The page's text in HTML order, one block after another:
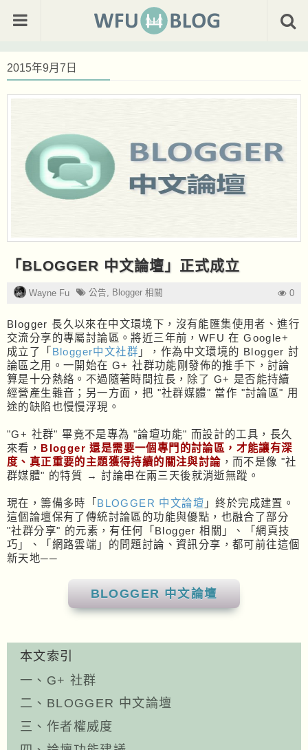
2015年9月7日
「BLOGGER 中文論壇」正式成立
Wayne Fu 公告, Blogger 相關 0
Blogger 長久以來在中文環境下，沒有能匯集使用者、進行
交流分享的專屬討論區。將近三年前，WFU 在 Google+
成立了「 Blogger中文社群 」，作為中文環境的 Blogger 討
論區之用。一開始在 G+ 社群功能剛發佈的推手下，討論
算是十分熱絡。不過隨著時間拉長，除了 G+ 是否能持續
經營產生雜音；另一方面，把 "社群媒體" 當作 "討論區" 用
途的缺陷也慢慢浮現。
"G+ 社群" 畢竟不是專為 "論壇功能" 而設計的工具，長久
來看， Blogger 還是需要一個專門的討論區，才能讓有深
度、真正重要的主題獲得持續的關注與討論 ，而不是像 "社
群媒體" 的特質 → 討論串在兩三天後就消逝無蹤。
現在，籌備多時「 BLOGGER 中文論壇 」終於完成建置。
這個論壇保有了傳統討論區的功能與優點，也融合了部分
"社群分享" 的元素，有任何「Blogger 相關」、「網頁技
巧」、「網路雲端」的問題討論、資訊分享，都可前往這個
新天地──
BLOGGER 中文論壇
本文索引
一、G+ 社群
二、BLOGGER 中文論壇
三、作者權威度